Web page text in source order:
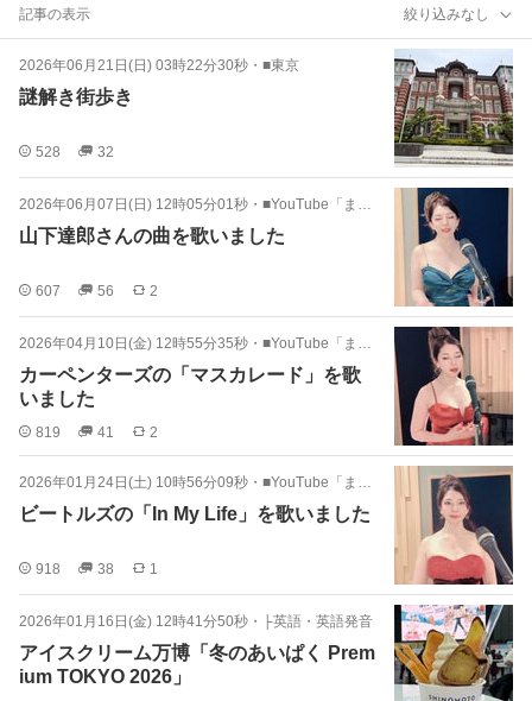
記事の表示 絞り込みなし
2026年06月21日(日) 03時22分30秒 ・ ■東京
謎解き街歩き
528 32
2026年06月07日(日) 12時05分01秒 ・ ■YouTube「まゆみちゃんねる」
山下達郎さんの曲を歌いました
607 56 2
2026年04月10日(金) 12時55分35秒 ・ ■YouTube「まゆみちゃんねる」
カーペンターズの「マスカレード」を歌
いました
819 41 2
2026年01月24日(土) 10時56分09秒 ・ ■YouTube「まゆみちゃんねる」
ビートルズの「In My Life」を歌いました
918 38 1
2026年01月16日(金) 12時41分50秒 ・ ├英語・英語発音
アイスクリーム万博「冬のあいぱく Prem
ium TOKYO 2026」